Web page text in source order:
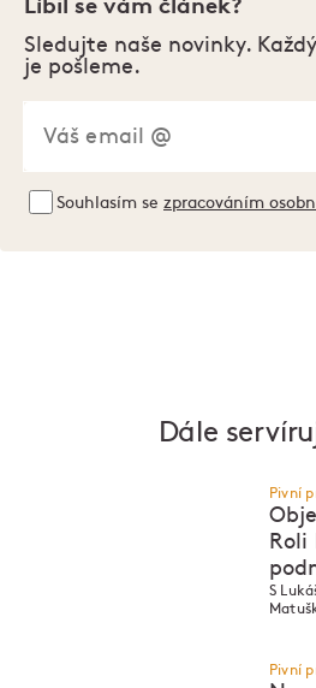
Sledujte naše novinky.
je pošleme.
Souhlasím se zpracováním
Dále
Pivní
S
Pivní